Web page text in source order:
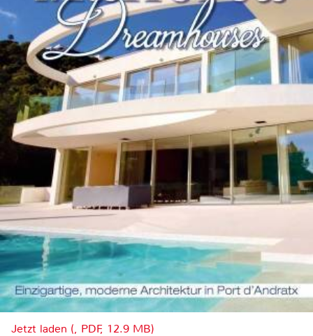
Jetzt laden (, PDF, 12.9 MB)